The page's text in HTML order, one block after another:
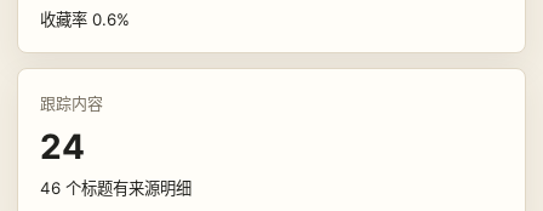
收藏率 0.6%
跟踪内容
24
46 个标题有来源明细